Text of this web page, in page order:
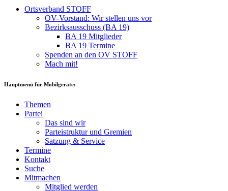
Ortsverband STOFF
OV-Vorstand: Wir stellen uns vor
Bezirksausschuss (BA 19)
BA 19 Mitglieder
BA 19 Termine
Spenden an den OV STOFF
Mach mit!
Hauptmenü für Mobilgeräte:
Themen
Partei
Das sind wir
Parteistruktur und Gremien
Satzung & Service
Termine
Kontakt
Suche
Mitmachen
Mitglied werden